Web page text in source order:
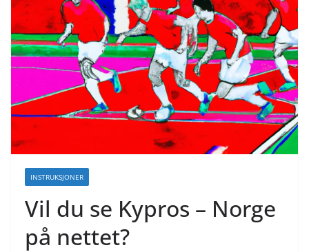
INSTRUKSJONER
Vil du se Kypros – Norge
på nettet?